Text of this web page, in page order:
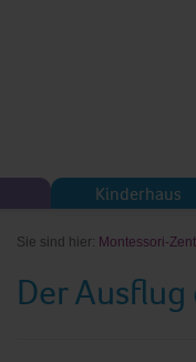
Kinderhaus
Sie sind hier: Montessori-
Der